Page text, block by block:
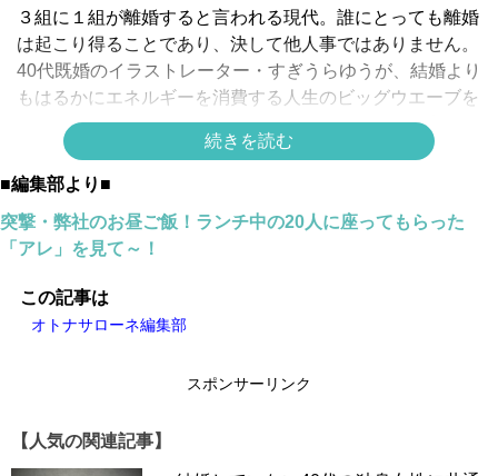
３組に１組が離婚すると言われる現代。誰にとっても離婚
は起こり得ることであり、決して他人事ではありません。
40代既婚のイラストレーター・すぎうらゆうが、結婚より
もはるかにエネルギーを消費する人生のビッグウエーブを
しなやかに乗り越えたつわ者をお招きして、離婚の実態に
グイグイ迫り、知見を深めていく新シリーズ「なぜ彼女は
離婚したのか？」。アンコールの声にお答えしてリバイバ
【なぜ彼女は離婚したのか？#34・みよ
続きを読む
■編集部より■
突撃・弊社のお昼ご飯！ランチ中の20人に座ってもらった
「アレ」を見て～！
この記事は
オトナサローネ編集部
スポンサーリンク
【人気の関連記事】